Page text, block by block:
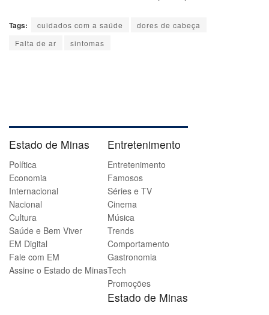
Tags: cuidados com a saúde
dores de cabeça
Falta de ar
sintomas
Estado de Minas
Política
Economia
Internacional
Nacional
Cultura
Saúde e Bem Viver
EM Digital
Fale com EM
Assine o Estado de Minas
Entretenimento
Entretenimento
Famosos
Séries e TV
Cinema
Música
Trends
Comportamento
Gastronomia
Tech
Promoções
Estado de Minas